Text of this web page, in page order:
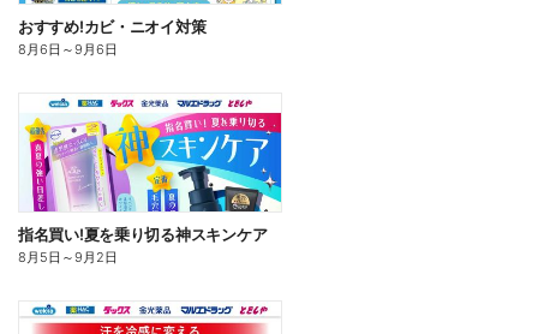
おすすめ!カビ・ニオイ対策
8月6日 ～9月6日
指名買い!夏を乗り切る神スキンケア
8月5日 ～9月2日